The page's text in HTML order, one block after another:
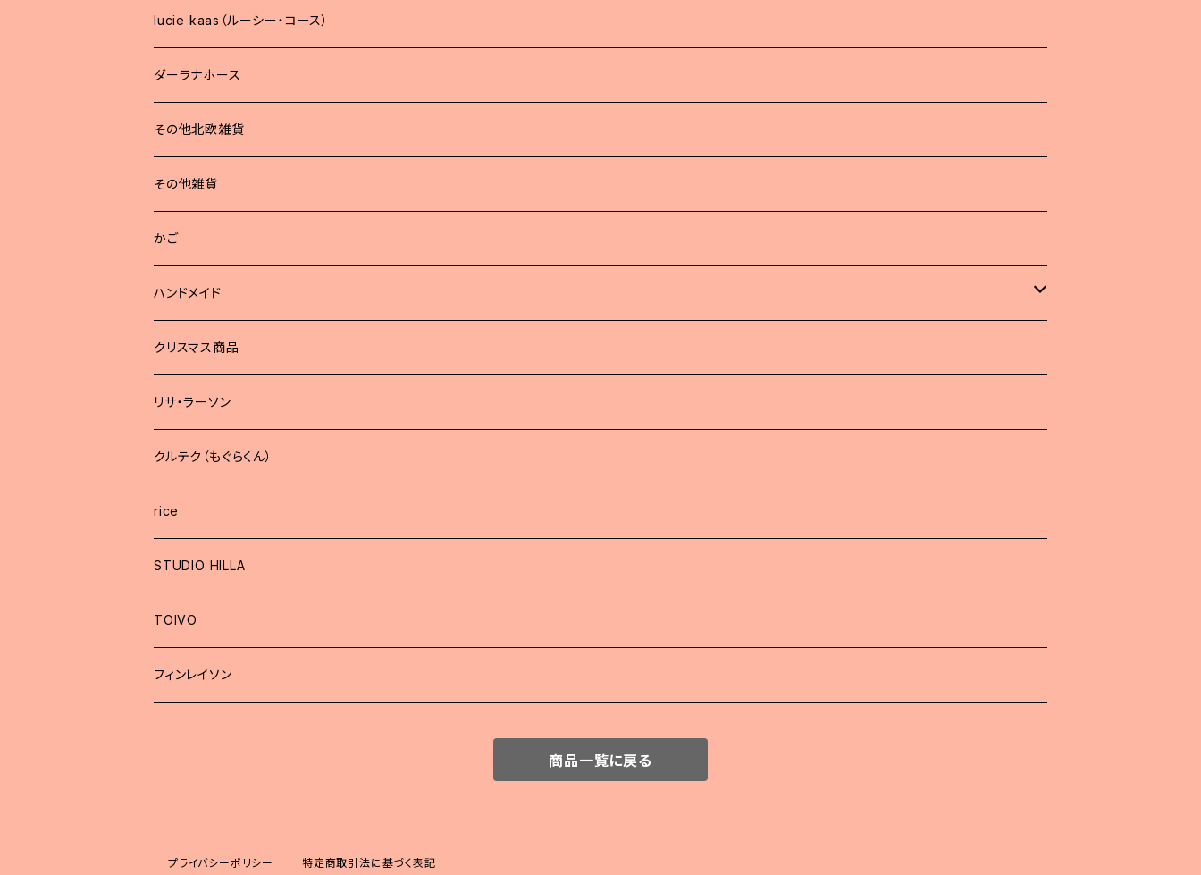
lucie kaas（ルーシー・コース）
ダーラナホース
その他北欧雑貨
その他雑貨
かご
ハンドメイド
どうぶつブローチ
クリスマス商品
リサ・ラーソン
クルテク（もぐらくん）
rice
STUDIO HILLA
TOIVO
フィンレイソン
商品一覧に戻る
プライバシーポリシー 特定商取引法に基づく表記